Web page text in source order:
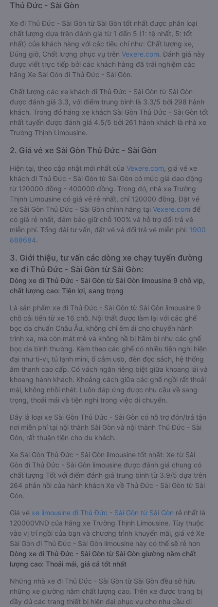
Thủ Đức - Sài Gòn
Xe đi Thủ Đức - Sài Gòn từ Sài Gòn tốt nhất được phân loại
chất lượng dựa trên đánh giá từ 1 đến 5 (1: tệ nhất, 5: tốt
nhất) của khách hàng với các tiêu chí như: Chất lượng xe,
Đúng giờ, Chất lượng phục vụ trên Vexere.com. Đánh giá này
được viết trực tiếp bởi các khách hàng đã trải nghiệm các
hãng Xe Sài Gòn đi Thủ Đức - Sài Gòn.
Chất lượng các xe khách đi Thủ Đức - Sài Gòn từ Sài Gòn
được đánh giá 3.3, với điểm trung bình là 3.3/5 bởi 298 hành
khách. Trong đó hãng xe khách Sài Gòn Thủ Đức - Sài Gòn tốt
nhất tuyến được đánh giá 4.5/5 bởi 261 hành khách là nhà xe
Trường Thịnh Limousine.
2. Giá vé xe Sài Gòn Thủ Đức - Sài Gòn
Hiện tại, theo cập nhật mới nhất của Vexere.com , giá vé xe
khách đi Thủ Đức - Sài Gòn từ Sài Gòn có mức giá dao động
từ 120000 đồng - 400000 đồng. Trong đó, nhà xe Trường
Thịnh Limousine có giá vé rẻ nhất, chỉ 120000 đồng. Đặt vé
xe Sài Gòn Thủ Đức - Sài Gòn chính hãng tại Vexere.com để
có giá rẻ nhất, đảm bảo giữ chỗ 100% và hỗ trợ đổi trả vé
miễn phí. Tổng đài tư vấn, đặt vé và đổi trả vé miễn phí: 1900
888684.
3. Giới thiệu, tư vấn các dòng xe chạy tuyến đường
xe đi Thủ Đức - Sài Gòn từ Sài Gòn:
Dòng xe đi Thủ Đức - Sài Gòn từ Sài Gòn limousine 9 chỗ vip,
chất lượng cao: Tiện lợi, sang trọng
Là sản phẩm xe đi Thủ Đức - Sài Gòn từ Sài Gòn limousine 9
chỗ cải tiến từ xe 16 chỗ. Nội thất được làm lại với các ghế
bọc da chuẩn Châu Âu, không chỉ êm ái cho chuyến hành
trình xa, mà còn mát mẻ và không hề bị hầm bí như các ghế
bọc da bình thường. Kèm theo các ghế có nhiều tiện nghi hiện
đại như ti-vi, tủ lạnh mini, ổ cắm usb, đèn đọc sách, hệ thống
âm thanh cao cấp. Có vách ngăn riêng biệt giữa khoang lái và
khoang hành khách. Khoảng cách giữa các ghế ngồi rất thoải
mái, không nhồi nhét. Luôn đáp ứng được nhu cầu về sang
trọng, thoải mái và tiện nghi trong việc di chuyển.
Đây là loại xe Sài Gòn Thủ Đức - Sài Gòn có hỗ trợ đón/trả tận
nơi miễn phí tại nội thành Sài Gòn và nội thành Thủ Đức - Sài
Gòn, rất thuận tiện cho du khách.
Xe Sài Gòn Thủ Đức - Sài Gòn limousine tốt nhất: Xe từ Sài
Gòn đi Thủ Đức - Sài Gòn limousine được đánh giá chung có
chất lượng Tốt với điểm đánh giá trung bình từ 3.9/5 dựa trên
264 phản hồi của hành khách Xe về Thủ Đức - Sài Gòn từ Sài
Gòn.
Giá vé xe limousine đi Thủ Đức - Sài Gòn từ Sài Gòn rẻ nhất là
120000VND của hãng xe Trường Thịnh Limousine. Tùy thuộc
vào vị trí ngồi của bạn và chương trình khuyến mãi, giá vé Xe
Sài Gòn đi Thủ Đức - Sài Gòn limousine này có thể sẽ rẻ hơn
Dòng xe đi Thủ Đức - Sài Gòn từ Sài Gòn giường nằm chất
lượng cao: Thoải mái, giá cả tốt nhất
Những nhà xe đi Thủ Đức - Sài Gòn từ Sài Gòn đều sở hữu
những xe giường nằm chất lượng cao. Trên xe được trang bị
đầy đủ các trang thiết bị hiện đại phục vụ cho nhu cầu di